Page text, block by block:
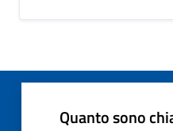
Quanto sono